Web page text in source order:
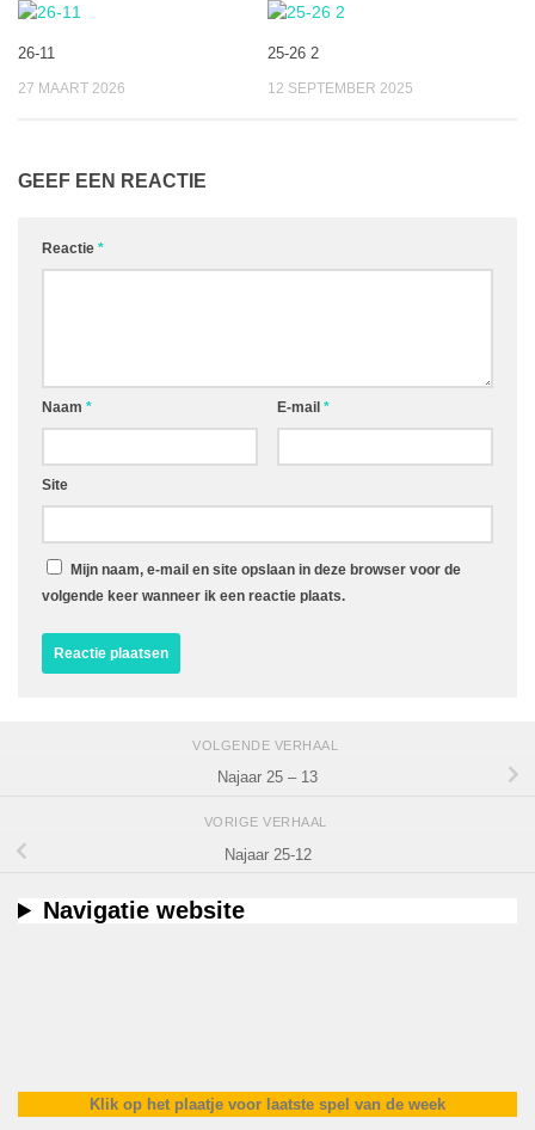
26-11
27 MAART 2026
25-26 2
12 SEPTEMBER 2025
GEEF EEN REACTIE
Reactie *
Naam * E-mail *
Site
Mijn naam, e-mail en site opslaan in deze browser voor de
volgende keer wanneer ik een reactie plaats.
VOLGENDE VERHAAL
Najaar 25 – 13
VORIGE VERHAAL
Najaar 25-12
Navigatie website
Klik op het plaatje voor laatste spel van de week